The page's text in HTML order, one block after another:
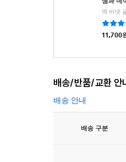
11,700
배송/반품/교환 안
배송 안내
배송 구분